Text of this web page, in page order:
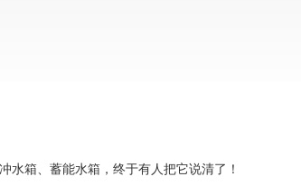
水箱、蓄能水箱，终于有人把它说清了！